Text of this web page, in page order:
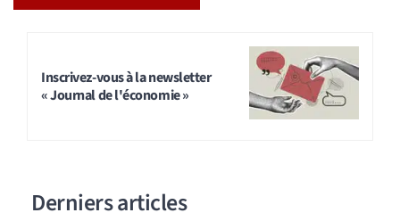
Inscrivez-vous à la newsletter
« Journal de l'économie »
Derniers articles